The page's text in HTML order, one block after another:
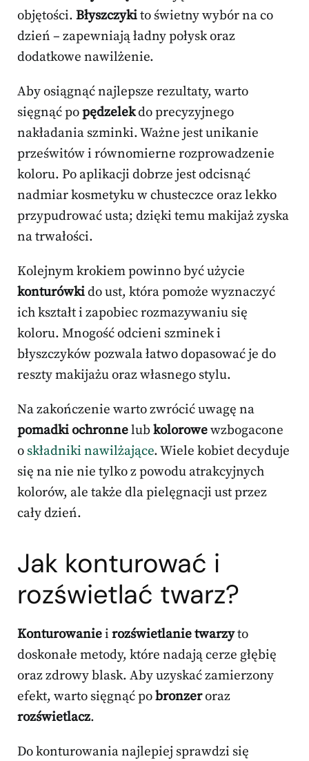
objętości. Błyszczykito świetny wybór na co
dzień – zapewniają ładny połysk oraz
dodatkowe nawilżenie.
Aby osiągnąć najlepsze rezultaty, warto
sięgnąć popędzelekdo precyzyjnego
nakładania szminki. Ważne jest unikanie
prześwitów i równomierne rozprowadzenie
koloru. Po aplikacji dobrze jest odcisnąć
nadmiar kosmetyku w chusteczce oraz lekko
przypudrować usta; dzięki temu makijaż zyska
na trwałości.
Kolejnym krokiem powinno być użycie
konturówkido ust, która pomoże wyznaczyć
ich kształt i zapobiec rozmazywaniu się
koloru. Mnogość odcieni szminek i
błyszczyków pozwala łatwo dopasować je do
reszty makijażu oraz własnego stylu.
Na zakończenie warto zwrócić uwagę na
pomadki ochronnelub kolorowewzbogacone
o składniki nawilżające. Wiele kobiet decyduje
się na nie nie tylko z powodu atrakcyjnych
kolorów, ale także dla pielęgnacji ust przez
cały dzień.
Jak konturować i
rozświetlać twarz?
Konturowaniei rozświetlanie twarzyto
doskonałe metody, które nadają cerze głębię
oraz zdrowy blask. Aby uzyskać zamierzony
efekt, warto sięgnąć pobronzeroraz
rozświetlacz.
Do konturowania najlepiej sprawdzi się